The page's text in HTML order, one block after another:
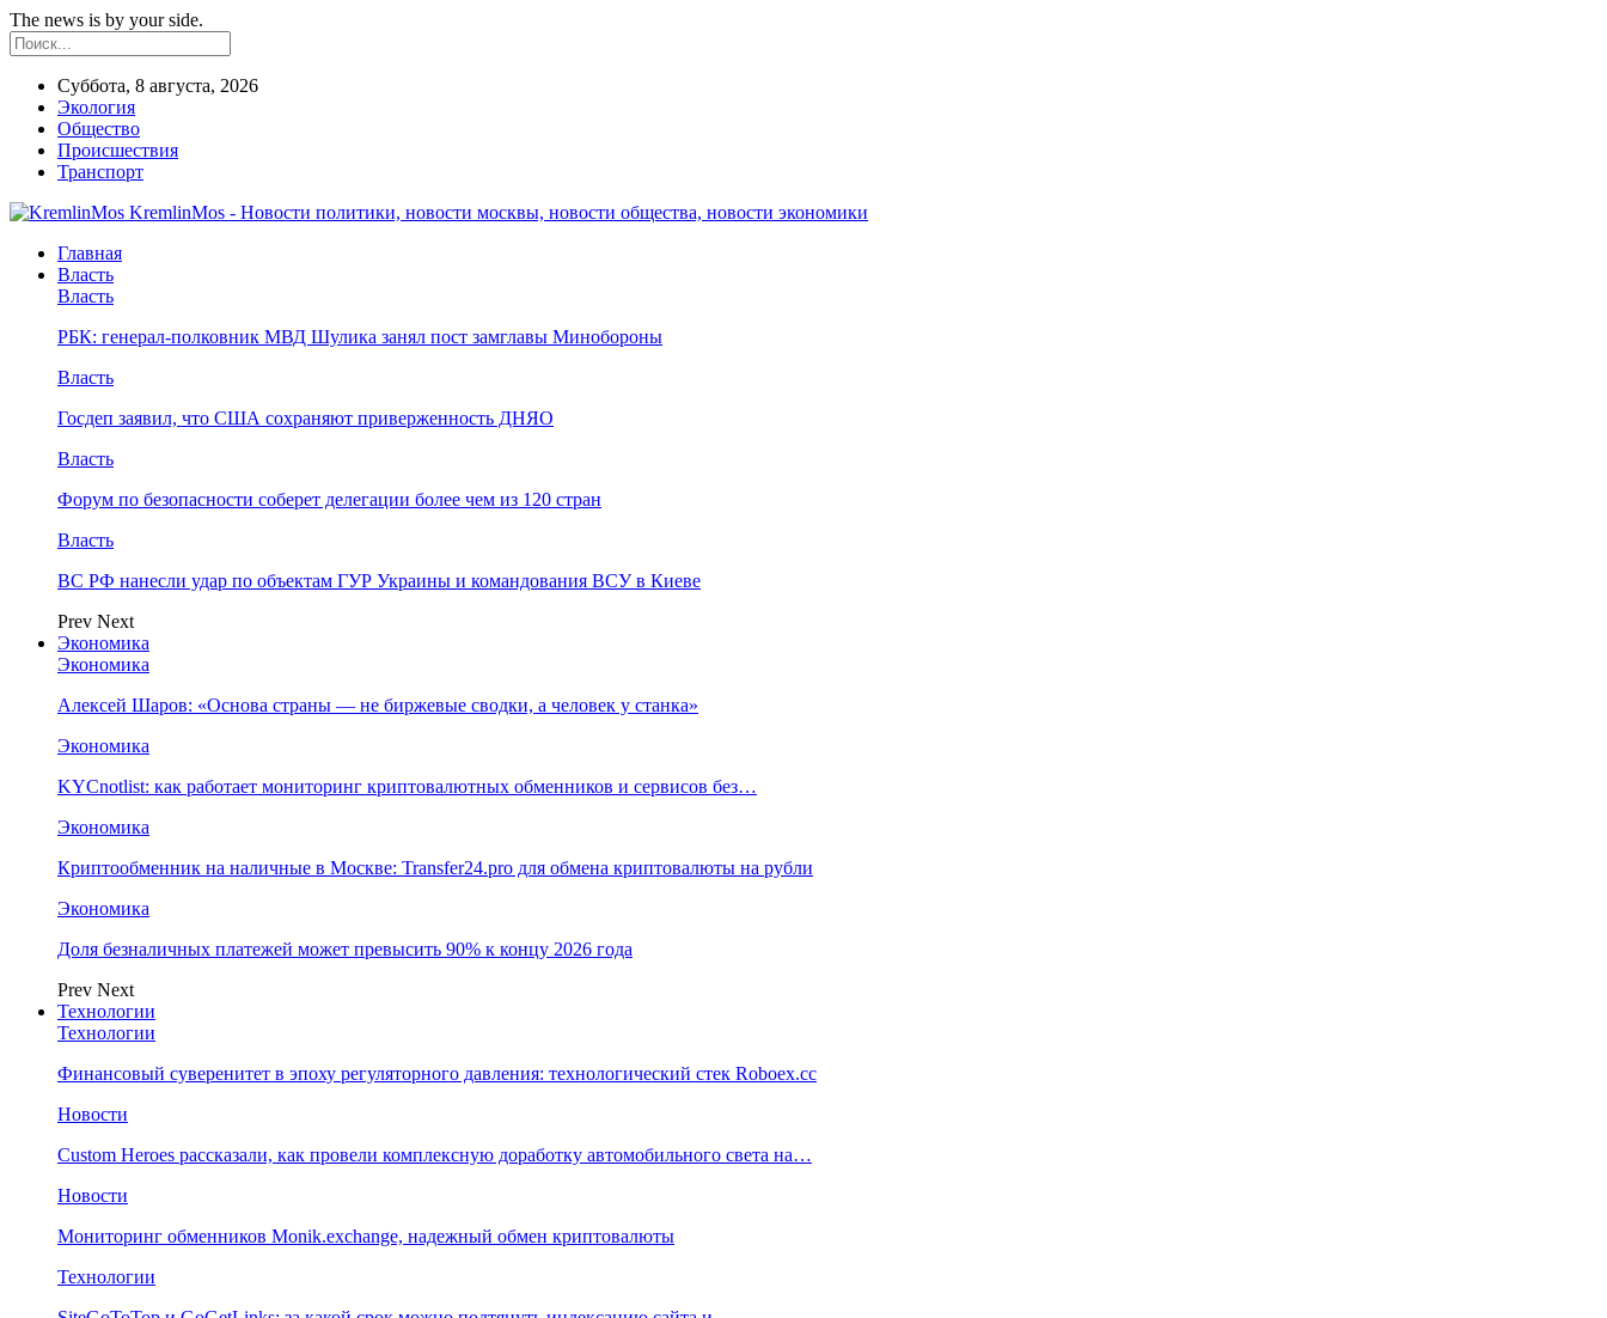
The news is by your side.
Суббота, 8 августа, 2026
Экология
Общество
Происшествия
Транспорт
KremlinMos - Новости политики, новости москвы, новости общества, новости экономики
Главная
Власть
Власть
РБК: генерал-полковник МВД Шулика занял пост замглавы Минобороны
Власть
Госдеп заявил, что США сохраняют приверженность ДНЯО
Власть
Форум по безопасности соберет делегации более чем из 120 стран
Власть
ВС РФ нанесли удар по объектам ГУР Украины и командования ВСУ в Киеве
Prev Next
Экономика
Экономика
Алексей Шаров: «Основа страны — не биржевые сводки, а человек у станка»
Экономика
KYCnotlist: как работает мониторинг криптовалютных обменников и сервисов без…
Экономика
Криптообменник на наличные в Москве: Transfer24.pro для обмена криптовалюты на рубли
Экономика
Доля безналичных платежей может превысить 90% к концу 2026 года
Prev Next
Технологии
Технологии
Финансовый суверенитет в эпоху регуляторного давления: технологический стек Roboex.cc
Новости
Custom Heroes рассказали, как провели комплексную доработку автомобильного света на…
Новости
Мониторинг обменников Monik.exchange, надежный обмен криптовалюты
Технологии